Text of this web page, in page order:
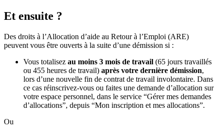
Et ensuite ?
Des droits à l’Allocation d’aide au Retour à l’Emploi (ARE)
peuvent vous être ouverts à la suite d’une démission si :
Vous totalisez au moins 3 mois de travail (65 jours travaillés
ou 455 heures de travail) après votre dernière démission,
lors d’une nouvelle fin de contrat de travail involontaire. Dans
ce cas réinscrivez-vous ou faites une demande d’allocation sur
votre espace personnel, dans le service “Gérer mes demandes
d’allocations”, depuis “Mon inscription et mes allocations”.
Ou